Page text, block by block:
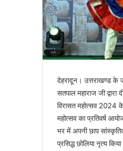
देहरादून। उत्तराखण्ड के
सतपाल महाराज जी
विरासत महोत्सव 2024 के
महोत्सव का प्रतिवर्ष
भर में अपनी छाप
प्रसिद्ध छोलिया नृत्य